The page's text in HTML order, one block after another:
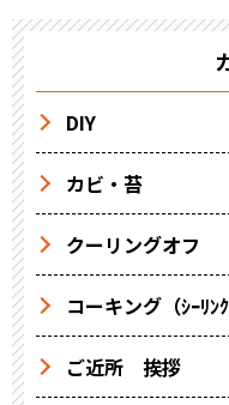
DIY
カビ・苔
クーリングオフ
コーキング（ｼｰﾘﾝｸ
ご近所 挨拶